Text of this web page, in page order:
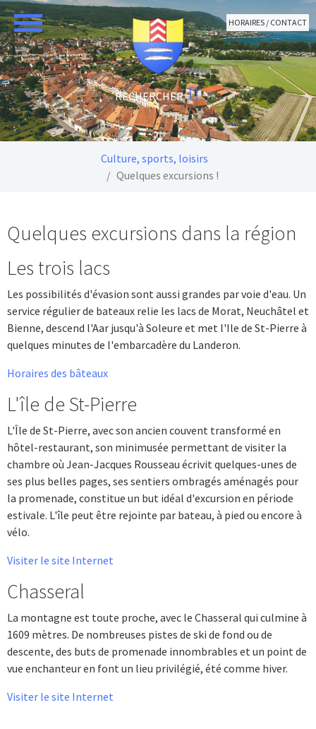
Aller au contenu principal
HORAIRES / CONTACT
Culture, sports, loisirs
Quelques excursions !
Quelques excursions dans la région
Les trois lacs
Les possibilités d'évasion sont aussi grandes par voie d'eau. Un
service régulier de bateaux relie les lacs de Morat, Neuchâtel et
Bienne, descend l'Aar jusqu'à Soleure et met l'Ile de St-Pierre à
quelques minutes de l'embarcadère du Landeron.
Horaires des bâteaux
L'île de St-Pierre
L'Île de St-Pierre, avec son ancien couvent transformé en
hôtel-restaurant, son minimusée permettant de visiter la
chambre où Jean-Jacques Rousseau écrivit quelques-unes de
ses plus belles pages, ses sentiers ombragés aménagés pour
la promenade, constitue un but idéal d'excursion en période
estivale. L'île peut être rejointe par bateau, à pied ou encore à
vélo.
Visiter le site Internet
Chasseral
La montagne est toute proche, avec le Chasseral qui culmine à
1609 mètres. De nombreuses pistes de ski de fond ou de
descente, des buts de promenade innombrables et un point de
vue enchanteur en font un lieu privilégié, été comme hiver.
Visiter le site Internet